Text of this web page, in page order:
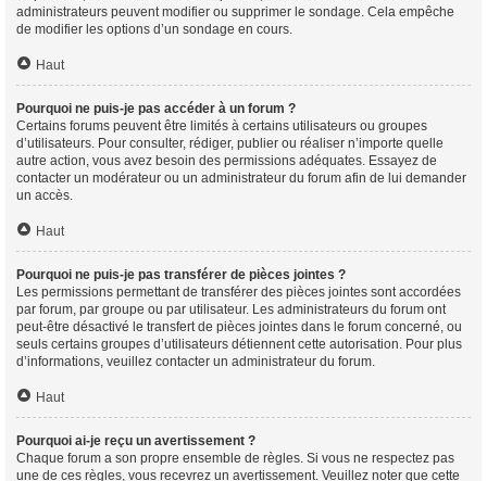
administrateurs peuvent modifier ou supprimer le sondage. Cela empêche
de modifier les options d’un sondage en cours.
Haut
Pourquoi ne puis-je pas accéder à un forum ?
Certains forums peuvent être limités à certains utilisateurs ou groupes
d’utilisateurs. Pour consulter, rédiger, publier ou réaliser n’importe quelle
autre action, vous avez besoin des permissions adéquates. Essayez de
contacter un modérateur ou un administrateur du forum afin de lui demander
un accès.
Haut
Pourquoi ne puis-je pas transférer de pièces jointes ?
Les permissions permettant de transférer des pièces jointes sont accordées
par forum, par groupe ou par utilisateur. Les administrateurs du forum ont
peut-être désactivé le transfert de pièces jointes dans le forum concerné, ou
seuls certains groupes d’utilisateurs détiennent cette autorisation. Pour plus
d’informations, veuillez contacter un administrateur du forum.
Haut
Pourquoi ai-je reçu un avertissement ?
Chaque forum a son propre ensemble de règles. Si vous ne respectez pas
une de ces règles, vous recevrez un avertissement. Veuillez noter que cette